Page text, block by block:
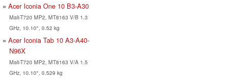
Acer Iconia One 10 B3-A30
Mali-T720 MP2, MT8163 V/B 1.3
GHz, 10.10", 0.52 kg
Acer Iconia Tab 10 A3-A40-
N96X
Mali-T720 MP2, MT8163 V/A 1.5
GHz, 10.10", 0.529 kg